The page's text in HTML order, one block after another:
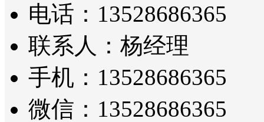
电话：13528686365
联系人：杨经理
手机：13528686365
微信：13528686365